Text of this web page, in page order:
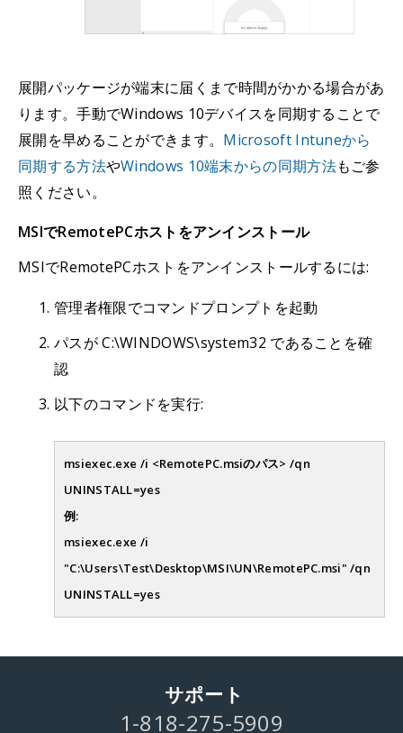
展開パッケージが端末に届くまで時間がかかる場合があ
ります。手動でWindows 10デバイスを同期することで
展開を早めることができます。 Microsoft Intuneから
同期する方法やWindows 10端末からの同期方法もご参
照ください。
MSIでRemotePCホストをアンインストール
MSIでRemotePCホストをアンインストールするには:
管理者権限でコマンドプロンプトを起動
パスが C:\WINDOWS\system32 であることを確
認
以下のコマンドを実行:
msiexec.exe /i <RemotePC.msiのパス> /qn
UNINSTALL=yes
例:
msiexec.exe /i
"C:\Users\Test\Desktop\MSI\UN\RemotePC.msi" /qn
UNINSTALL=yes
サポート
1-818-275-5909